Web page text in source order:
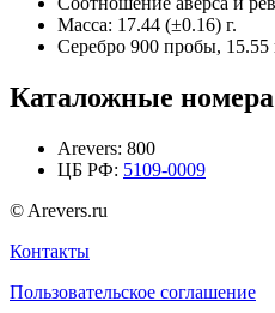
Масса: 17.44 (±0.16) г.
Серебро 900 пробы, 15.55
Каталожные номера
Arevers: 800
ЦБ РФ: 5109-0009
© Arevers.ru
Контакты
Пользовательское соглашение